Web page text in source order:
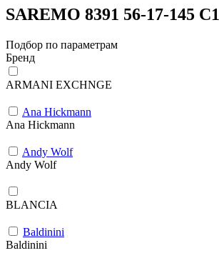
SAREMO 8391 56-17-145 C1
Подбор по параметрам
Бренд
ARMANI EXCHNGE
Ana Hickmann
Ana Hickmann
Andy Wolf
Andy Wolf
BLANCIA
Baldinini
Baldinini